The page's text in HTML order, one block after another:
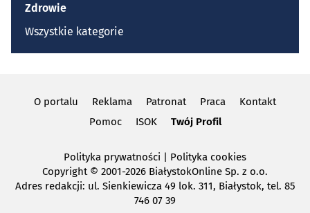
Zdrowie
Wszystkie kategorie
O portalu Reklama Patronat Praca
Kontakt
Pomoc
ISOK Twój Profil
Polityka prywatności
Polityka cookies
Copyright© 2001-2026 BiałystokOnline Sp. z o.o.
Adres redakcji: ul. Sienkiewicza 49 lok. 311, Białystok, tel. 85
746 07 39